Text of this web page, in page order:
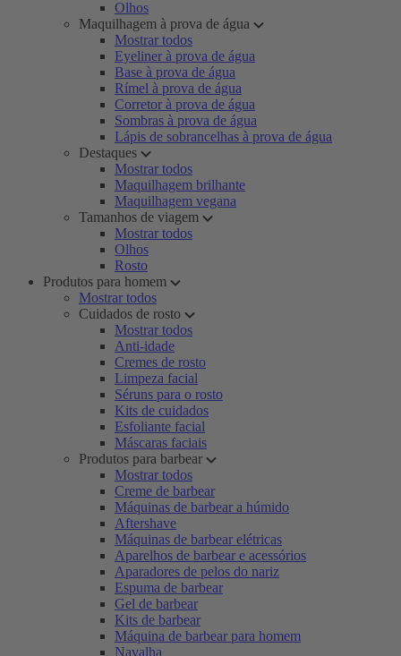
Olhos
Maquilhagem à prova de água
Mostrar todos
Eyeliner à prova de água
Base à prova de água
Rímel à prova de água
Corretor à prova de água
Sombras à prova de água
Lápis de sobrancelhas à prova de água
Destaques
Mostrar todos
Maquilhagem brilhante
Maquilhagem vegana
Tamanhos de viagem
Mostrar todos
Olhos
Rosto
Produtos para homem
Mostrar todos
Cuidados de rosto
Mostrar todos
Anti-idade
Cremes de rosto
Limpeza facial
Séruns para o rosto
Kits de cuidados
Esfoliante facial
Máscaras faciais
Produtos para barbear
Mostrar todos
Creme de barbear
Máquinas de barbear a húmido
Aftershave
Máquinas de barbear elétricas
Aparelhos de barbear e acessórios
Aparadores de pelos do nariz
Espuma de barbear
Gel de barbear
Kits de barbear
Máquina de barbear para homem
Navalha